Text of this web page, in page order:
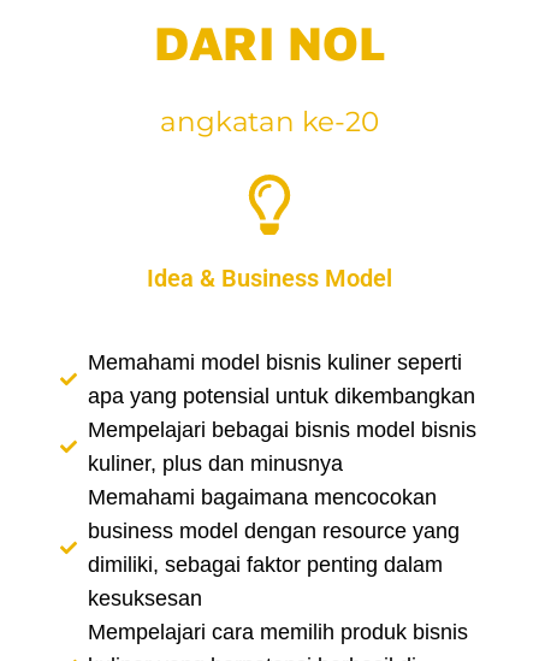
DARI NOL
angkatan ke-20
Idea & Business Model
Memahami model bisnis kuliner seperti
apa yang potensial untuk dikembangkan
Mempelajari bebagai bisnis model bisnis
kuliner, plus dan minusnya
Memahami bagaimana mencocokan
business model dengan resource yang
dimiliki, sebagai faktor penting dalam
kesuksesan
Mempelajari cara memilih produk bisnis